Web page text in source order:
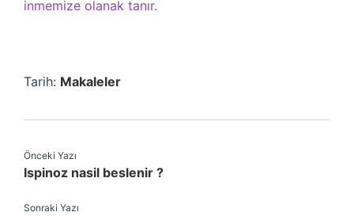
inmemize olanak tanır.
Tarih: Makaleler
Önceki Yazı
Ispinoz nasil beslenir ?
Sonraki Yazı